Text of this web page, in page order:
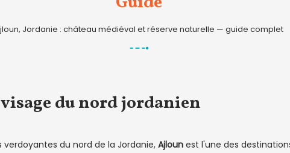
Jordanie : château médiéval et réserve naturelle — guide complet
du nord jordanien
du nord de la Jordanie, Ajloun est l'une des